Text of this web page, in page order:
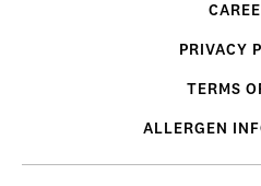
PRIVACY
TERMS
ALLERGEN